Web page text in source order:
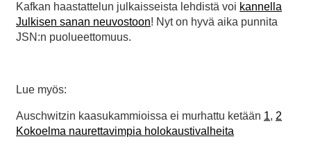
Kafkan haastattelun julkaisseista lehdistä voi kannella
Julkisen sanan neuvostoon! Nyt on hyvä aika punnita
JSN:n puolueettomuus.
Lue myös:
Auschwitzin kaasukammioissa ei murhattu ketään 1, 2
Kokoelma naurettavimpia holokaustivalheita